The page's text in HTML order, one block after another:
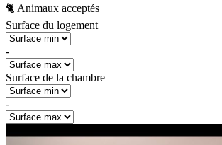
🐈 Animaux acceptés
Surface du logement
-
Surface de la chambre
-